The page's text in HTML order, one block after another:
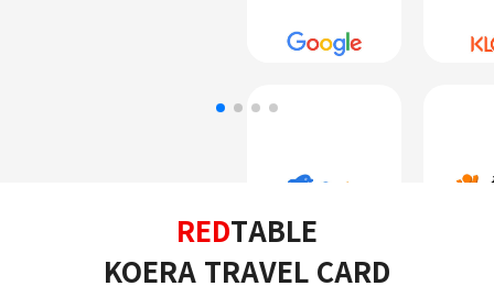
REDTABLE
KOERA TRAVEL CARD